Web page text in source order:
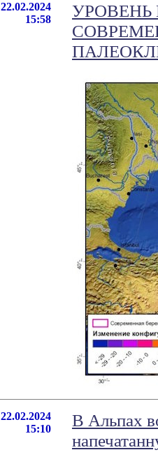
22.02.2024
15:58
22.02.2024
15:10
В Альпах